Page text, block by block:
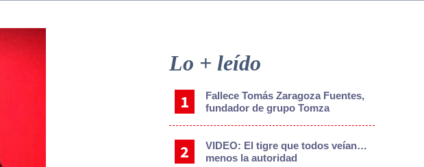
Sidebar
Lo + leído
Fallece Tomás Zaragoza Fuentes,
fundador de grupo Tomza
VIDEO: El tigre que todos veían…
menos la autoridad